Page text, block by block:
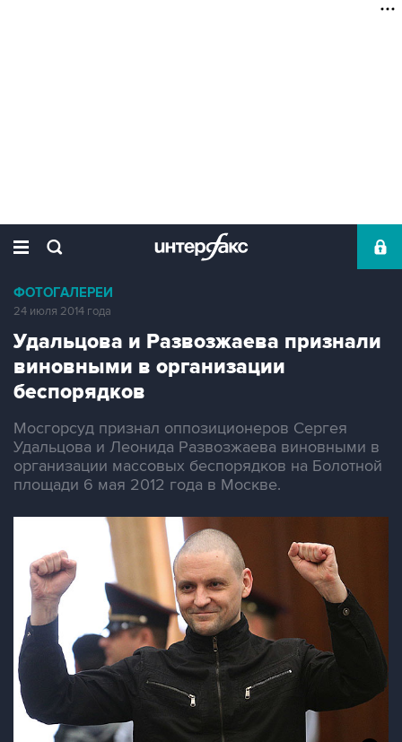
ФОТОГАЛЕРЕИ
24 июля 2014 года
Удальцова и Развозжаева признали
виновными в организации
беспорядков
Мосгорсуд признал оппозиционеров Сергея
Удальцова и Леонида Развозжаева виновными в
организации массовых беспорядков на Болотной
площади 6 мая 2012 года в Москве.